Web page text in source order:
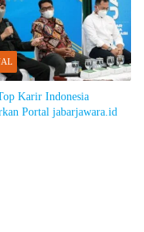
Karir Indonesia
Portal jabarjawara.id